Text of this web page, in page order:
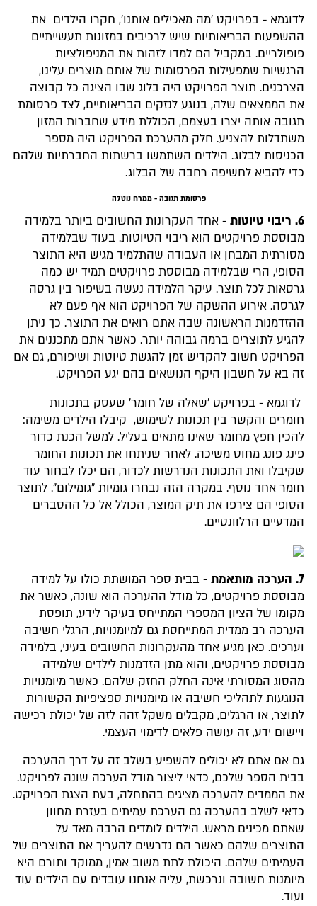
לדוגמא - בפרויקט 'מה מאכילים אותנו', חקרו הילדים את
ההשפעות הבריאותיות שיש לרכיבים במזונות תעשייתיים
פופולריים. במקביל הם למדו לזהות את המניפולציות
הרגשיות שמפעילות הפרסומות של אותם מוצרים עלינו,
הצרכנים. תוצר הפרויקט היה בלוג שבו הציגה כל קבוצה
את הממצאים שלה, בנוגע לנזקים הבריאותיים, לצד פרסומת
תגובה אותה יצרו בעצמם, הכוללת מידע שחברות המזון
משתדלות להצניע. חלק מהערכת הפרויקט היה מספר
הכניסות לבלוג. הילדים השתמשו ברשתות החברתיות שלהם
כדי להביא לחשיפה רחבה של הבלוג.
פרסומת תגובה - ממרח נוטלה
6. ריבוי טיוטות
- אחד העקרונות החשובים ביותר בלמידה
מבוססת פרויקטים הוא ריבוי הטיוטות. בעוד שבלמידה
מסורתית המבחן או העבודה שהתלמיד מגיש היא התוצר
הסופי, הרי שבלמידה מבוססת פרויקטים תמיד יש כמה
גרסאות לכל תוצר. עיקר הלמידה נעשה בשיפור בין גרסה
לגרסה. אירוע ההשקה של הפרויקט הוא אף פעם לא
ההזדמנות הראשונה שבה אתם רואים את התוצר. כך ניתן
להגיע לתוצרים ברמה גבוהה יותר. כאשר אתם מתכננים את
הפרויקט חשוב להקדיש זמן להגשת טיוטות ושיפורם, גם אם
זה בא על חשבון היקף הנושאים בהם יגע הפרויקט.
לדוגמא - בפרויקט 'שאלה של חומר' שעסק בתכונות
חומרים והקשר בין תכונות לשימוש, קיבלו הילדים משימה:
להכין חפץ מחומר שאינו מתאים בעליל. למשל הכנת כדור
פינג פונג מחוט משיכה. לאחר שניתחו את תכונות החומר
שקיבלו ואת התכונות הנדרשות לכדור, הם יכלו לבחור עוד
חומר אחד נוסף. במקרה הזה נבחרו גומיות "גומילום". לתוצר
הסופי הם צירפו את תיק המוצר, הכולל אל כל ההסברים
המדעיים הרלוונטיים.
7. הערכה מותאמת
- בבית ספר המושתת כולו על למידה
מבוססת פרויקטים, כל מודל ההערכה הוא שונה, כאשר את
מקומו של הציון המספרי המתייחס בעיקר לידע, תופסת
הערכה רב ממדית המתייחסת גם למיומנויות, הרגלי חשיבה
וערכים. כאן מגיע אחד מהעקרונות החשובים בעיני, בלמידה
מבוססת פרויקטים, והוא מתן הזדמנות לילדים שלמידה
מהסוג המסורתי אינה החלק החזק שלהם. כאשר מיומנויות
הנוגעות לתהליכי חשיבה או מיומנויות ספציפיות הקשורות
לתוצר, או הרגלים, מקבלים משקל זהה לזה של יכולת רכישה
ויישום ידע, זה עושה פלאים לדימוי העצמי.
גם אם אתם לא יכולים להשפיע בשלב זה על דרך ההערכה
בבית הספר שלכם, כדאי ליצור מודל הערכה שונה לפרויקט.
את הממדים להערכה מציגים בהתחלה, בעת הצגת הפרויקט.
כדאי לשלב בהערכה גם הערכת עמיתים בעזרת מחוון
שאתם מכינים מראש. הילדים לומדים הרבה מאד על
התוצרים שלהם כאשר הם נדרשים להעריך את התוצרים של
העמיתים שלהם. היכולת לתת משוב אמין, ממוקד ותורם היא
מיומנות חשובה ונרכשת, עליה אנחנו עובדים עם הילדים עוד
ועוד.